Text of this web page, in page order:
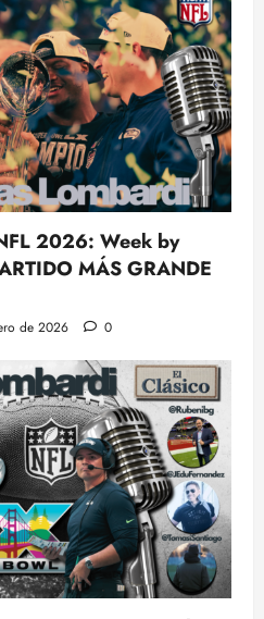
2026: Week by
MÁS GRANDE
de 2026 0